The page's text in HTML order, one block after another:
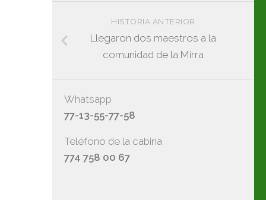
HISTORIA ANTERIOR
Llegaron dos maestros a la
comunidad de la Mirra
Whatsapp
77-13-55-77-58
Teléfono de la cabina
774 758 00 67